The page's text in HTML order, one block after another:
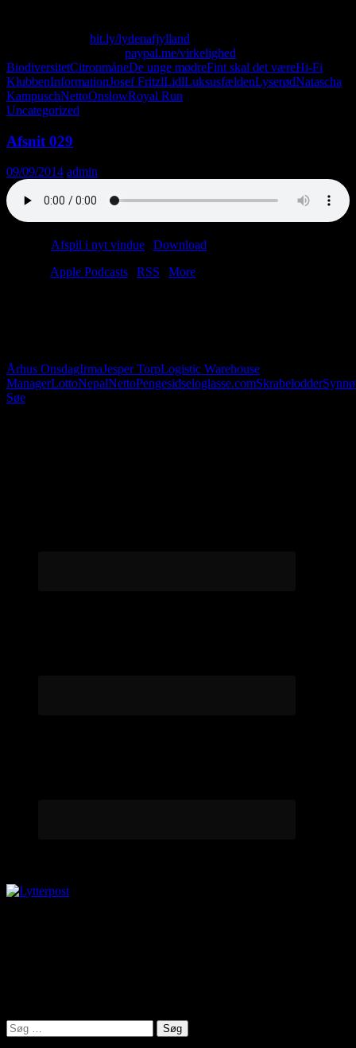
bit.ly/lydenafjylland
paypal.me/virkelighed
BiodiversitetCitronmåneDe unge mødreFint skal det væreHi-Fi
KlubbenInformationJosef FritzlLidlLuksusfældenLyserødNatascha
KampuschNettoOnslowRoyal Run
Uncategorized
Afsnit 029
09/09/2014 admin
Afspil i nyt vindue Download
Apple Podcasts RSS
More
Århus OnsdagIrmaJesper TorpLogistic Warehouse
ManagerLottoNepalNettoPengesidseloglasse.comSkrabelodder
Søe
Søg
efter: